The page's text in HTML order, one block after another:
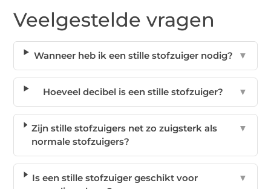
Veelgestelde vragen
Wanneer heb ik een stille stofzuiger nodig? ▼
Hoeveel decibel is een stille stofzuiger? ▼
Zijn stille stofzuigers net zo zuigsterk als
normale stofzuigers?
▼
Is een stille stofzuiger geschikt voor
▼